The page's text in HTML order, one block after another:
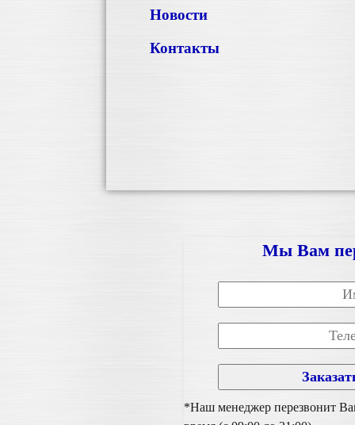
Новости
Контакты
Мы Вам
*Наш менеджер перезвонит